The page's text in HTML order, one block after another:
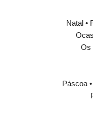
Natal •
Os
Páscoa